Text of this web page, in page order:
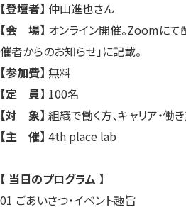
【登壇者】 仲山進也さん
【会 場】 オンライン開催。Zoomに
催者からのお知らせ」に記載。
【参加費】 無料
【定 員】 100名
【対 象】 組織で働く方、キャリア・
【主 催】 4th place lab
【 当日のプログラム 】
01 ごあいさつ・イベント趣旨